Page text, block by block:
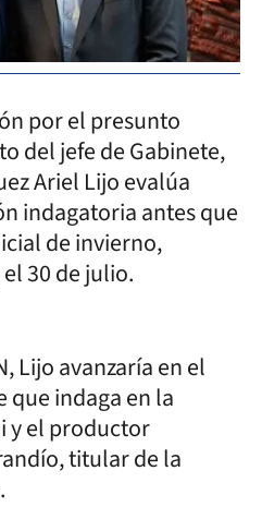
por el presunto
del jefe de Gabinete,
Ariel Lijo evalúa
indagatoria antes que
de invierno,
30 de julio.
Lijo avanzaría en el
indaga en la
y el productor
titular de la